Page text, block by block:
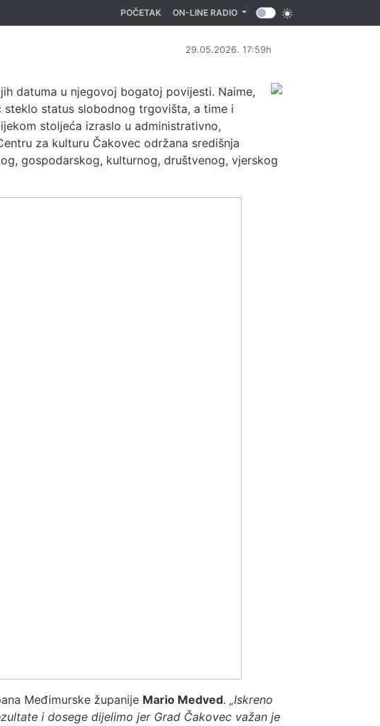
POČETAK(CURRENT)
ON-LINE RADIO
29.05.2026. 17:59h
datuma u njegovoj bogatoj povijesti. Naime,
steklo status slobodnog trgovišta, a time i
stoljeća izraslo u administrativno,
za kulturu Čakovec održana središnja
gospodarskog, kulturnog, društvenog, vjerskog
Međimurske županije Mario Medved. „Iskreno
i dosege dijelimo jer Grad Čakovec važan je